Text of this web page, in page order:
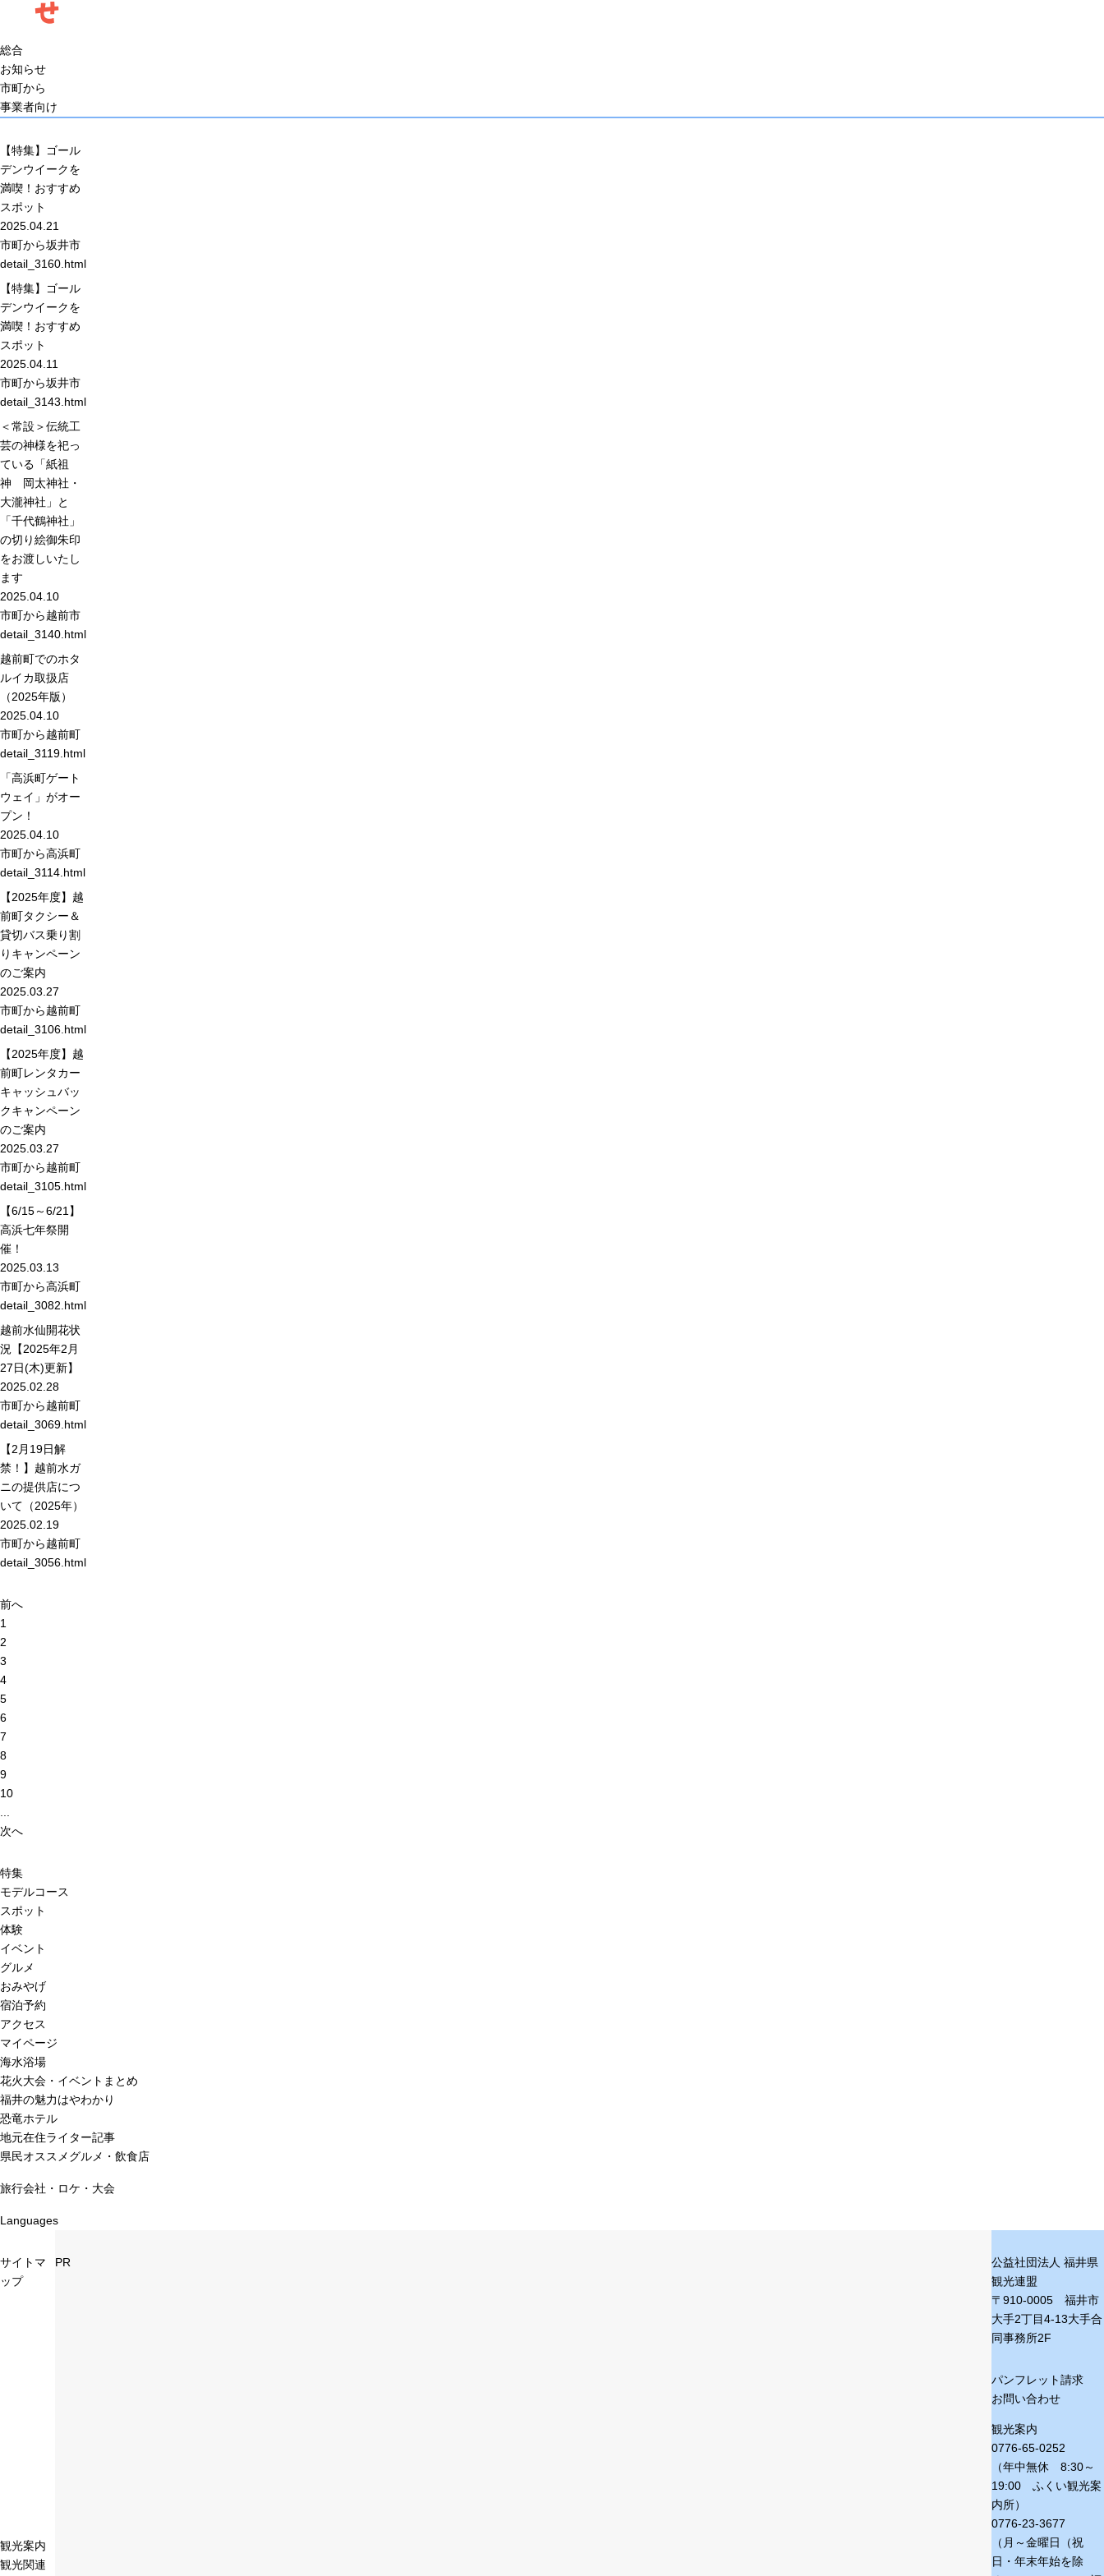
せ
総合
お知らせ
市町から
事業者向け
【特集】ゴール
デンウイークを
満喫！おすすめ
スポット
2025.04.21
市町から坂井市
detail_3160.html
【特集】ゴール
デンウイークを
満喫！おすすめ
スポット
2025.04.11
市町から坂井市
detail_3143.html
＜常設＞伝統工
芸の神様を祀っ
ている「紙祖
神 岡太神社・
大瀧神社」と
「千代鶴神社」
の切り絵御朱印
をお渡しいたし
ます
2025.04.10
市町から越前市
detail_3140.html
越前町でのホタ
ルイカ取扱店
（2025年版）
2025.04.10
市町から越前町
detail_3119.html
「高浜町ゲート
ウェイ」がオー
プン！
2025.04.10
市町から高浜町
detail_3114.html
【2025年度】越
前町タクシー＆
貸切バス乗り割
りキャンペーン
のご案内
2025.03.27
市町から越前町
detail_3106.html
【2025年度】越
前町レンタカー
キャッシュバッ
クキャンペーン
のご案内
2025.03.27
市町から越前町
detail_3105.html
【6/15～6/21】
高浜七年祭開
催！
2025.03.13
市町から高浜町
detail_3082.html
越前水仙開花状
況【2025年2月
27日(木)更新】
2025.02.28
市町から越前町
detail_3069.html
【2月19日解
禁！】越前水ガ
ニの提供店につ
いて（2025年）
2025.02.19
市町から越前町
detail_3056.html
前へ
1
2
3
4
5
6
7
8
9
10
次へ
特集
モデルコース
スポット
体験
イベント
グルメ
おみやげ
宿泊予約
アクセス
マイページ
海水浴場
花火大会・イベントまとめ
福井の魅力はやわかり
恐竜ホテル
地元在住ライター記事
県民オススメグルメ・飲食店
旅行会社・ロケ・大会
Languages
サイトマ
ップ
観光案内
観光関連
PR
公益社団法人 福井県
観光連盟
〒910-0005 福井市
大手2丁目4-13大手合
同事務所2F
パンフレット請求
お問い合わせ
観光案内
0776-65-0252
（年中無休 8:30～
19:00 ふくい観光案
内所）
0776-23-3677
（月～金曜日（祝
日・年末年始を除